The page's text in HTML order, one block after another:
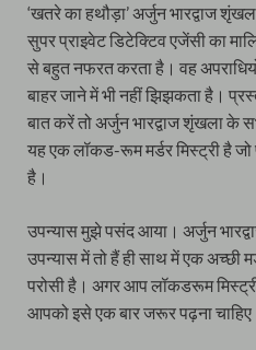
‘खतरे का हथौड़ा’ अर्जुन भारद्वाज
सुपर प्राइवेट डिटेक्टिव एजेंसी का
से बहुत नफरत करता है। वह
बाहर जाने में भी नहीं झिझकता है।
बात करें तो अर्जुन भारद्वाज शृंखला
यह एक लॉकड-रूम मर्डर मिस्ट्री है
है।
उपन्यास मुझे पसंद आया। अर्जुन
उपन्यास में तो हैं ही साथ में एक अच्छी
परोसी है। अगर आप लॉकडरूम
आपको इसे एक बार जरूर पढ़ना